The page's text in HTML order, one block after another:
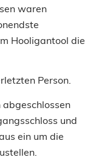
waren
Hooligantool die
Person.
und
ein um die